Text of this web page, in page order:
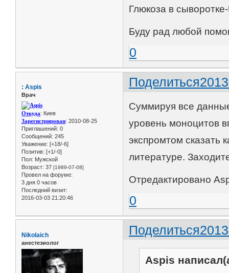
Глюкоза в
Буду рад любой
0
Поделиться
: Aspis
Врач
Откуда: Киев
Зарегистрирован: 2010-08-25
Приглашений: 0
Сообщений: 245
Уважение: [+18/-6]
Позитив: [+1/-0]
Пол: Мужской
Возраст: 37 [1989-07-08]
Провел на форуме:
3 дня 0 часов
Последний визит:
2016-03-03 21:20:46
Суммируя все
уровень моноцитов
экспромтом сказать
литературе.
Отредактировано
0
Поделиться
Nikolaich
анестезиолог
Aspis